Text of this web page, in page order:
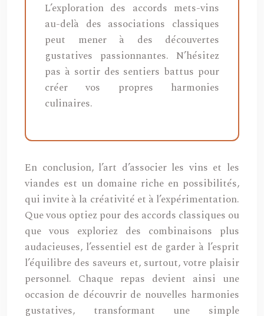
L’exploration des accords mets-vins
au-delà des associations classiques
peut mener à des découvertes
gustatives passionnantes. N’hésitez
pas à sortir des sentiers battus pour
créer vos propres harmonies
culinaires.
En conclusion, l’art d’associer les vins et les
viandes est un domaine riche en possibilités,
qui invite à la créativité et à l’expérimentation.
Que vous optiez pour des accords classiques ou
que vous exploriez des combinaisons plus
audacieuses, l’essentiel est de garder à l’esprit
l’équilibre des saveurs et, surtout, votre plaisir
personnel. Chaque repas devient ainsi une
occasion de découvrir de nouvelles harmonies
gustatives, transformant une simple